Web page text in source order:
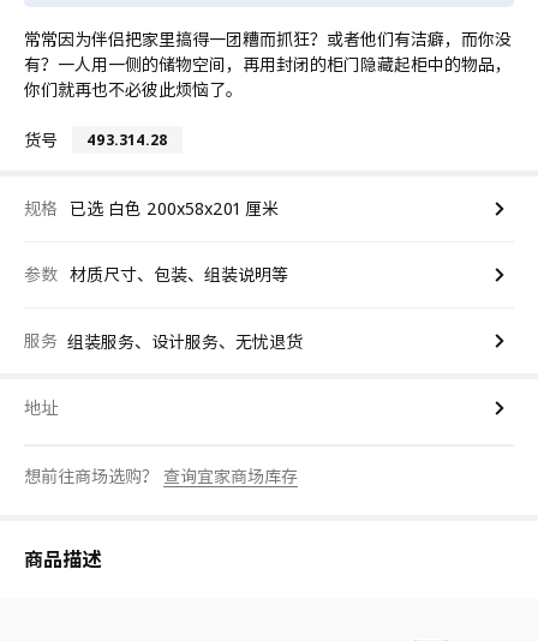
常常因为伴侣把家里搞得一团糟而抓狂？或者他们有洁癖，而你没
有？一人用一侧的储物空间，再用封闭的柜门隐藏起柜中的物品，
你们就再也不必彼此烦恼了。
货号 493.314.28
规格 已选 白色 200x58x201 厘米
参数 材质尺寸、包装、组装说明等
服务 组装服务、设计服务、无忧退货
地址
想前往商场选购？ 查询宜家商场库存
商品描述